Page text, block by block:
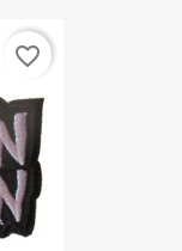
favorite_border